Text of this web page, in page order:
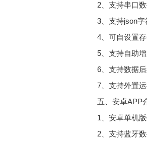
2、支持串口
3、支持json
4、可自设置
5、支持自助
6、支持数据
7、支持外置
五、安卓APP
1、安卓单机
2、支持蓝牙